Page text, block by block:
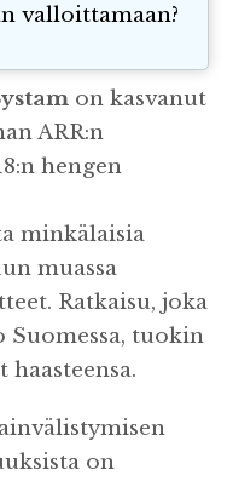
valloittamaan?
on kasvanut
ARR:n
hengen
minkälaisia
muassa
Ratkaisu, joka
tuokin
on